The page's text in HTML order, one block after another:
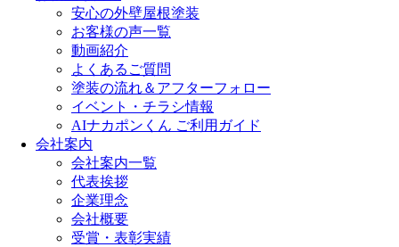
安心の外壁屋根塗装
お客様の声一覧
動画紹介
よくあるご質問
塗装の流れ＆アフターフォロー
イベント・チラシ情報
AIナカポンくん ご利用ガイド
会社案内
会社案内一覧
代表挨拶
企業理念
会社概要
受賞・表彰実績